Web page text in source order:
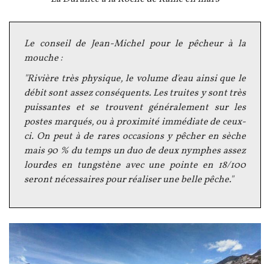
Texte
Le conseil de Jean-Michel pour le pêcheur à la
mouche :
"Rivière très physique, le volume d'eau ainsi que le
débit sont assez conséquents. Les truites y sont très
puissantes et se trouvent généralement sur les
postes marqués, ou à proximité immédiate de ceux-
ci. On peut à de rares occasions y pêcher en sèche
mais 90 % du temps un duo de deux nymphes assez
lourdes en tungstène avec une pointe en 18/100
seront nécessaires pour réaliser une belle pêche."
Image